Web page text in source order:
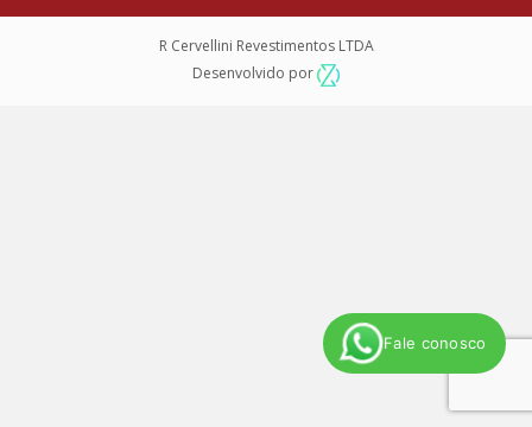
Fale conosco
R Cervellini Revestimentos LTDA
Desenvolvido por